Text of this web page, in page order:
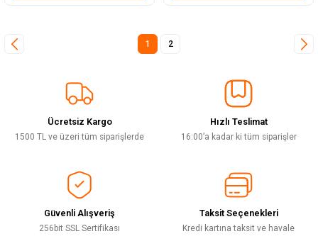
1 2
Ücretsiz Kargo
1500 TL ve üzeri tüm siparişlerde
Hızlı Teslimat
16:00’a kadar ki tüm siparişler
Güvenli Alışveriş
256bit SSL Sertifikası
Taksit Seçenekleri
Kredi kartına taksit ve havale